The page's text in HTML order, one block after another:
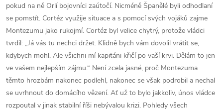
pokud na ně Orlí bojovníci zaútočí. Nicméně Španělé byli odhodlaní
se pomstít. Cortéz využije situace a s pomocí svých vojáků zajme
Montezumu jako rukojmí. Cortéz byl velice chytrý, protože vládci
tvrdil: „Já vás tu nechci držet. Klidně bych vám dovolil vrátit se,
kdybych mohl. Ale všichni mí kapitáni křičí po vaší krvi. Dělám to jen
ve vašem nejlepším zájmu.“ Není zcela jasné, proč Montezuma
těmto hrozbám nakonec podlehl, nakonec se však podrobil a nechal
se uvrhnout do domácího vězení. Ať už to bylo jakkoliv, únos vládce
rozpoutal v jinak stabilní říši nebývalou krizi. Pohledy všech